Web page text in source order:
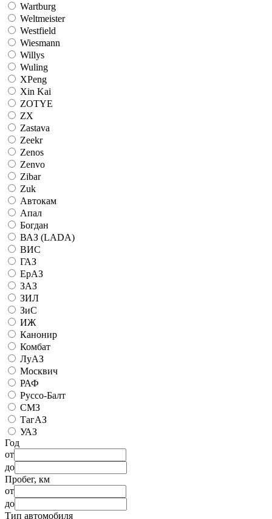
Wartburg
Weltmeister
Westfield
Wiesmann
Willys
Wuling
XPeng
Xin Kai
ZOTYE
ZX
Zastava
Zeekr
Zenos
Zenvo
Zibar
Zuk
Автокам
Апал
Богдан
ВАЗ (LADA)
ВИС
ГАЗ
ЕрАЗ
ЗАЗ
ЗИЛ
ЗиС
ИЖ
Канонир
Комбат
ЛуАЗ
Москвич
РАФ
Руссо-Балт
СМЗ
ТагАЗ
УАЗ
Год
от
до
Пробег, км
от
до
Тип автомобиля